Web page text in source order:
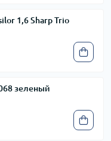
1,6 Sharp Trio
зеленый